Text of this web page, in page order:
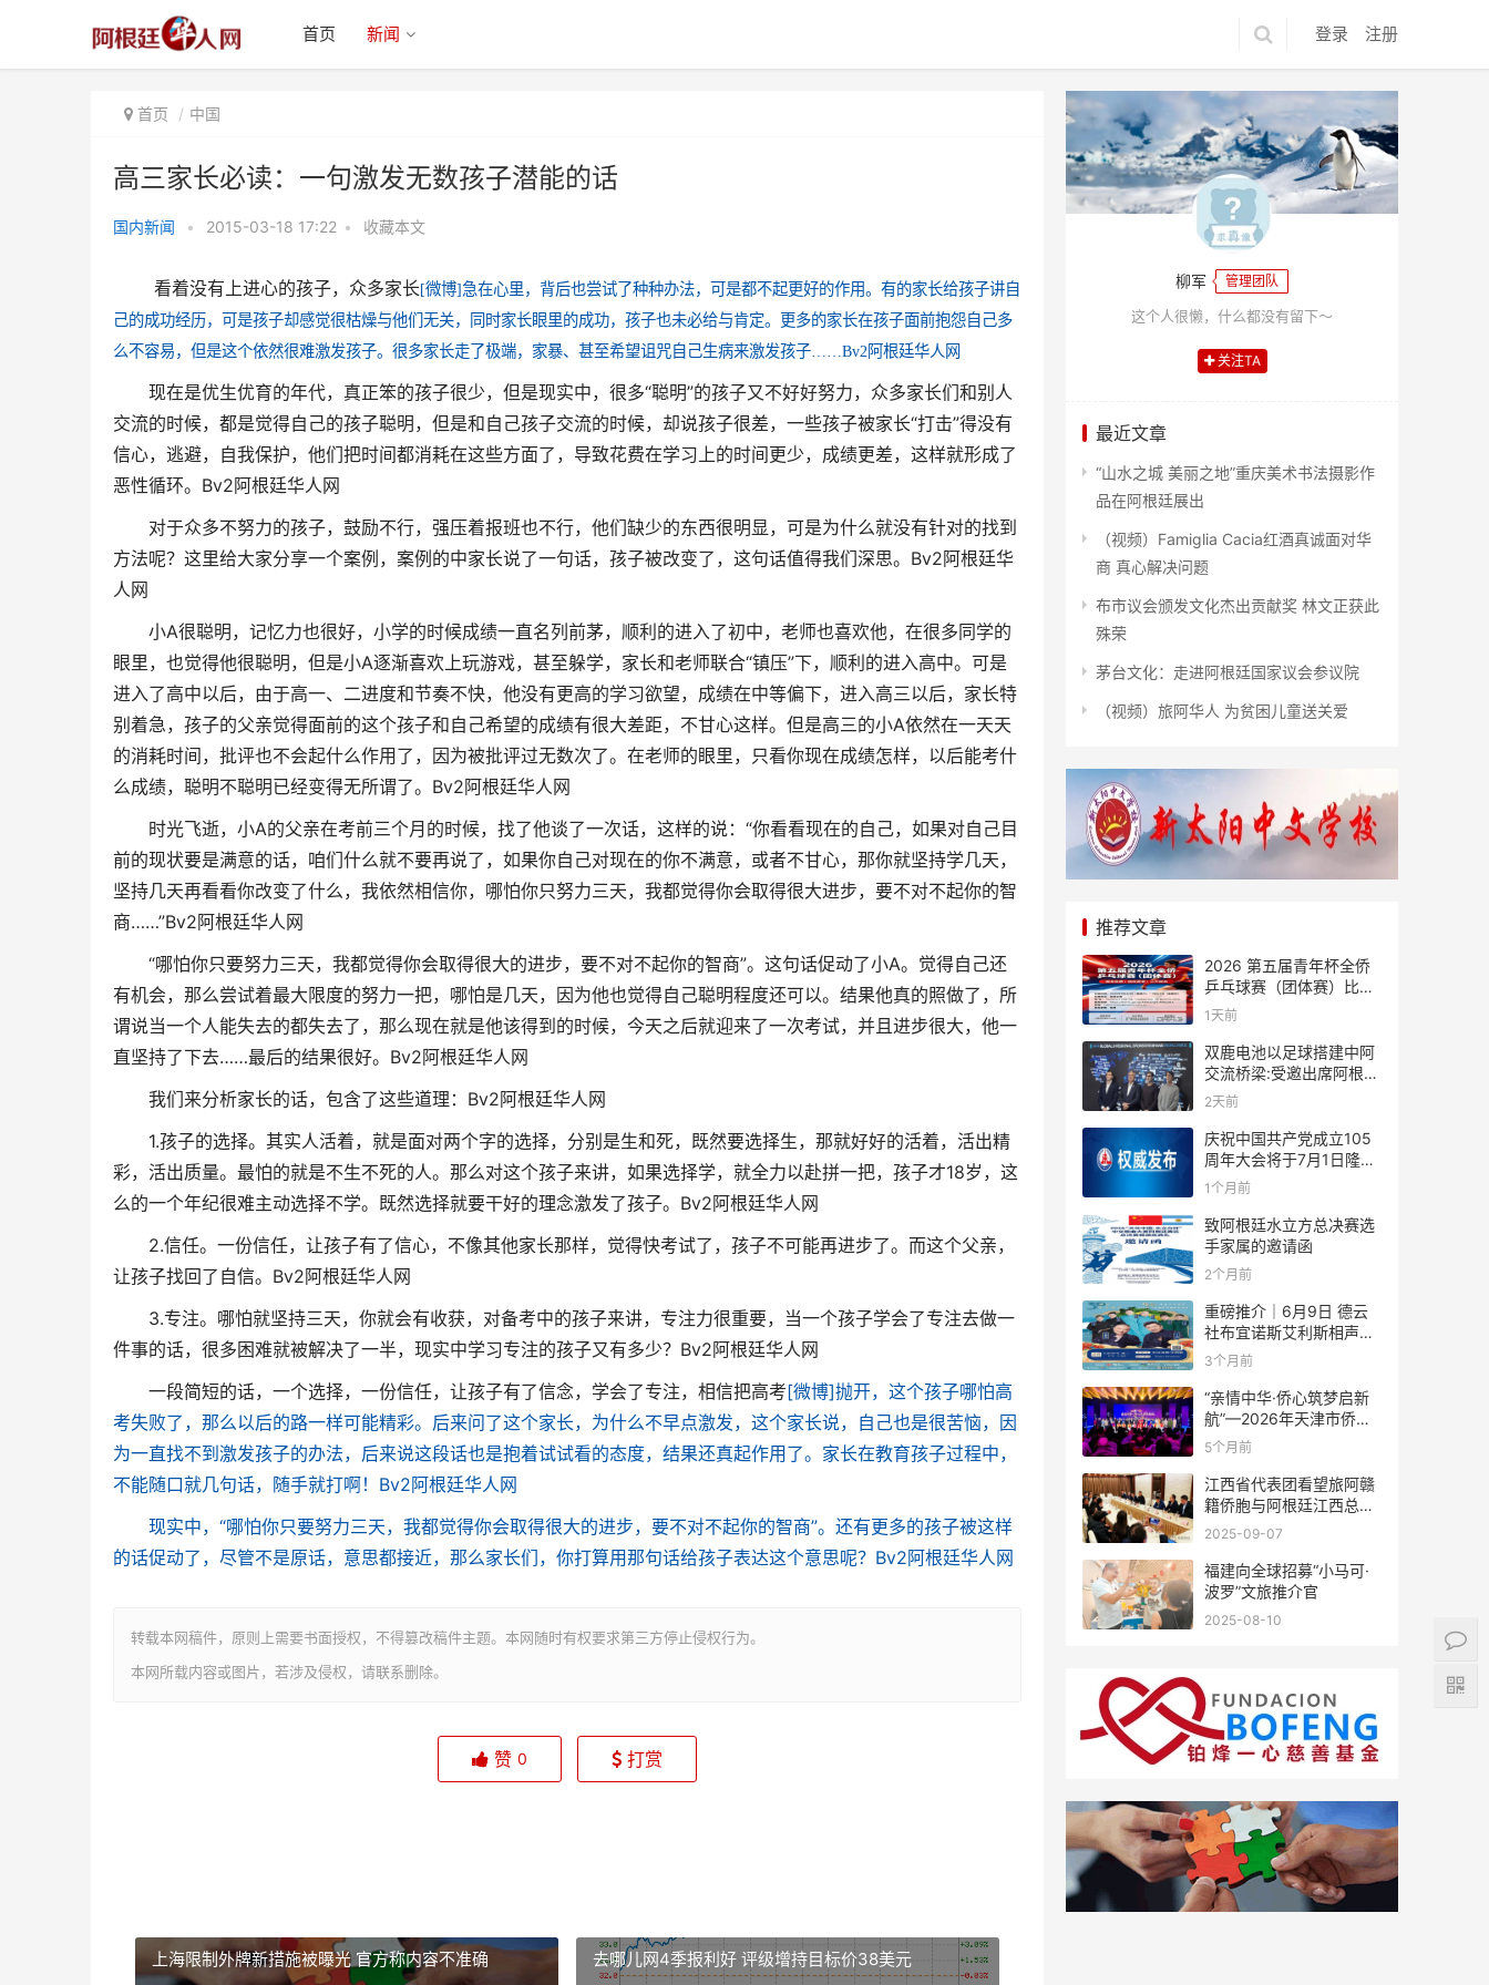
登录 注册
首页 新闻
首页 中国
高三家长必读：一句激发无数孩子潜能的话
国内新闻 • 2015-03-18 17:22 • 收藏本文
看着没有上进心的孩子，众多家长[微博]急在心里，背后也尝试了种种办法，可是都不起更好的作用。有的家长给孩子讲自
己的成功经历，可是孩子却感觉很枯燥与他们无关，同时家长眼里的成功，孩子也未必给与肯定。更多的家长在孩子面前抱怨自己多
么不容易，但是这个依然很难激发孩子。很多家长走了极端，家暴、甚至希望诅咒自己生病来激发孩子…… Bv2阿根廷华人网
现在是优生优育的年代，真正笨的孩子很少，但是现实中，很多“聪明”的孩子又不好好努力，众多家长们和别人
交流的时候，都是觉得自己的孩子聪明，但是和自己孩子交流的时候，却说孩子很差，一些孩子被家长“打击”得没有
信心，逃避，自我保护，他们把时间都消耗在这些方面了，导致花费在学习上的时间更少，成绩更差，这样就形成了
恶性循环。 Bv2阿根廷华人网
对于众多不努力的孩子，鼓励不行，强压着报班也不行，他们缺少的东西很明显，可是为什么就没有针对的找到
方法呢？这里给大家分享一个案例，案例的中家长说了一句话，孩子被改变了，这句话值得我们深思。 Bv2阿根廷华
人网
小A很聪明，记忆力也很好，小学的时候成绩一直名列前茅，顺利的进入了初中，老师也喜欢他，在很多同学的
眼里，也觉得他很聪明，但是小A逐渐喜欢上玩游戏，甚至躲学，家长和老师联合“镇压”下，顺利的进入高中。可是
进入了高中以后，由于高一、二进度和节奏不快，他没有更高的学习欲望，成绩在中等偏下，进入高三以后，家长特
别着急，孩子的父亲觉得面前的这个孩子和自己希望的成绩有很大差距，不甘心这样。但是高三的小A依然在一天天
的消耗时间，批评也不会起什么作用了，因为被批评过无数次了。在老师的眼里，只看你现在成绩怎样，以后能考什
么成绩，聪明不聪明已经变得无所谓了。 Bv2阿根廷华人网
时光飞逝，小A的父亲在考前三个月的时候，找了他谈了一次话，这样的说：“你看看现在的自己，如果对自己目
前的现状要是满意的话，咱们什么就不要再说了，如果你自己对现在的你不满意，或者不甘心，那你就坚持学几天，
坚持几天再看看你改变了什么，我依然相信你，哪怕你只努力三天，我都觉得你会取得很大进步，要不对不起你的智
商……”Bv2阿根廷华人网
“哪怕你只要努力三天，我都觉得你会取得很大的进步，要不对不起你的智商”。这句话促动了小A。觉得自己还
有机会，那么尝试着最大限度的努力一把，哪怕是几天，因为他也觉得自己聪明程度还可以。结果他真的照做了，所
谓说当一个人能失去的都失去了，那么现在就是他该得到的时候，今天之后就迎来了一次考试，并且进步很大，他一
直坚持了下去……最后的结果很好。 Bv2阿根廷华人网
我们来分析家长的话，包含了这些道理： Bv2阿根廷华人网
1.孩子的选择。其实人活着，就是面对两个字的选择，分别是生和死，既然要选择生，那就好好的活着，活出精
彩，活出质量。最怕的就是不生不死的人。那么对这个孩子来讲，如果选择学，就全力以赴拼一把，孩子才18岁，这
么的一个年纪很难主动选择不学。既然选择就要干好的理念激发了孩子。 Bv2阿根廷华人网
2.信任。一份信任，让孩子有了信心，不像其他家长那样，觉得快考试了，孩子不可能再进步了。而这个父亲，
让孩子找回了自信。 Bv2阿根廷华人网
3.专注。哪怕就坚持三天，你就会有收获，对备考中的孩子来讲，专注力很重要，当一个孩子学会了专注去做一
件事的话，很多困难就被解决了一半，现实中学习专注的孩子又有多少？ Bv2阿根廷华人网
一段简短的话，一个选择，一份信任，让孩子有了信念，学会了专注，相信把高考[微博]抛开，这个孩子哪怕高
考失败了，那么以后的路一样可能精彩。后来问了这个家长，为什么不早点激发，这个家长说，自己也是很苦恼，因
为一直找不到激发孩子的办法，后来说这段话也是抱着试试看的态度，结果还真起作用了。家长在教育孩子过程中，
不能随口就几句话，随手就打啊！ Bv2阿根廷华人网
现实中，“哪怕你只要努力三天，我都觉得你会取得很大的进步，要不对不起你的智商”。还有更多的孩子被这样
的话促动了，尽管不是原话，意思都接近，那么家长们，你打算用那句话给孩子表达这个意思呢？ Bv2阿根廷华人网
转载本网稿件，原则上需要书面授权，不得篡改稿件主题。本网随时有权要求第三方停止侵权行为。
本网所载内容或图片，若涉及侵权，请联系删除。
赞 0 打赏
上海限制外牌新措施被曝光 官方称内容不准确 去哪儿网4季报利好 评级增持目标价38美元
柳军 管理团队
这个人很懒，什么都没有留下～
关注TA
最近文章
“山水之城 美丽之地”重庆美术书法摄影作
品在阿根廷展出
（视频）Famiglia Cacia红酒真诚面对华
商 真心解决问题
布市议会颁发文化杰出贡献奖 林文正获此
殊荣
茅台文化：走进阿根廷国家议会参议院
（视频）旅阿华人 为贫困儿童送关爱
推荐文章
2026 第五届青年杯全侨
乒乓球赛（团体赛）比赛
规则
1天前
双鹿电池以足球搭建中阿
交流桥梁:受邀出席阿根廷
足协赞助商招待会！
2天前
庆祝中国共产党成立105
周年大会将于7月1日隆重
举行
1个月前
致阿根廷水立方总决赛选
手家属的邀请函
2个月前
重磅推介｜6月9日 德云
社布宜诺斯艾利斯相声专
场！国风曲艺邂逅南美风
结！
3个月前
“亲情中华·侨心筑梦启新
航”—2026年天津市侨界
新春联谊活动成功举办
5个月前
江西省代表团看望旅阿赣
籍侨胞与阿根廷江西总商
会座谈
2025-09-07
福建向全球招募“小马可·
波罗”文旅推介官
2025-08-10